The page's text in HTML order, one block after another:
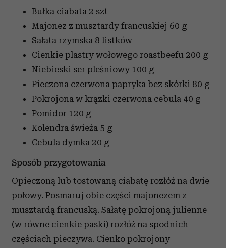
Bułka ciabata 2 szt
Majonez z musztardy francuskiej 60 g
Sałata rzymska 8 listków
Cienkie plastry wołowego roastbeefu 200 g
Niebieski ser pleśniowy 100 g
Pieczona czerwona papryka bez skórki 80 g
Pokrojona w krązki czerwona cebula 40 g
Pomidor 120 g
Kolendra świeża 5 g
Cebula dymka 20 g
Sposób przygotowania
Opieczoną lub tostowaną ciabatę rozłóż na dwie
połowy. Posmaruj obie części majonezem z
musztardą francuską. Sałatę pokrojoną julienne
(w równe cienkie paski) rozłóż na spodnich
częściach pieczywa. Cienko pokrojony